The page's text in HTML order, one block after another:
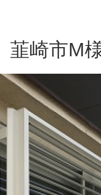
崎市M